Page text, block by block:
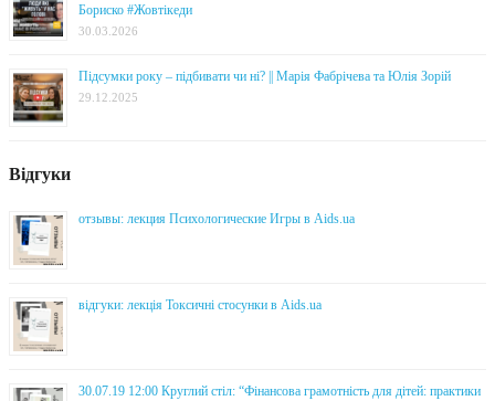
Бориско #Жовтікеди
30.03.2026
Підсумки року – підбивати чи ні? || Марія Фабрічева та Юлія Зорій
29.12.2025
Відгуки
отзывы: лекция Психологические Игры в Aids.ua
відгуки: лекція Токсичні стосунки в Aids.ua
30.07.19 12:00 Круглий стіл: “Фінансова грамотність для дітей: практики